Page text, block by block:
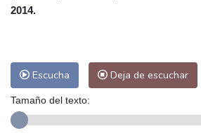
2014.
Escucha Deja de escuchar
Tamaño del texto: